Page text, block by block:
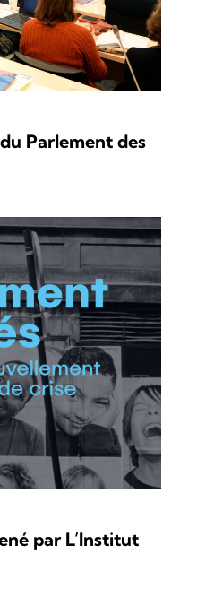
Parlement des
par L’Institut